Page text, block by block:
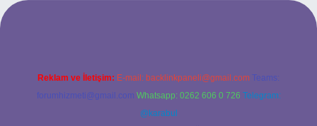
Reklam ve İletişim: E-mail: backlinkpaneli@gmail.com Teams:
forumhizmeti@gmail.com Whatsapp: 0262 606 0 726 Telegram:
@karabul